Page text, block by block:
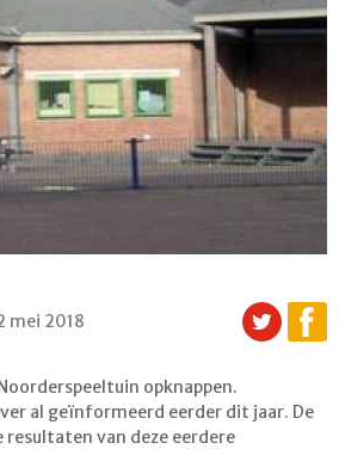
mei 2018
opknappen.
al geïnformeerd eerder dit jaar. De
resultaten van deze eerdere